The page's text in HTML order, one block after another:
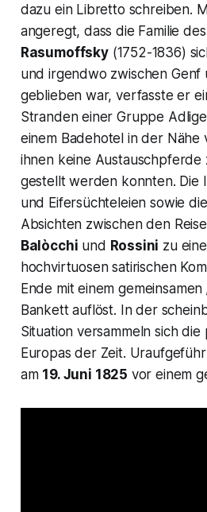
dazu ein Libretto schreiben.
angeregt, dass die Familie
Rasumoffsky(1752-1836)
und irgendwo zwischen Genf
geblieben war, verfasste er
Stranden einer Gruppe
einem Badehotel in der Nähe
ihnen keine
gestellt werden konnten. Die
und Eifersüchteleien sowie
Absichten zwischen den
Balòcchi und Rossini zu
hochvirtuosen satirischen
Ende mit einem gemeinsamen
Bankett auflöst. In der
Situation versammeln sich
Europas der Zeit.
am 19. Juni 1825 vor einem